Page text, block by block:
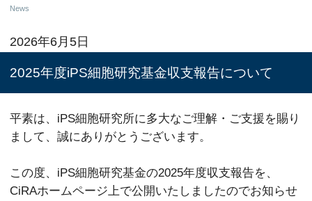
News
2026年6月5日
2025年度iPS細胞研究基金収支報告について
平素は、iPS細胞研究所に多大なご理解・ご支援を賜り
まして、誠にありがとうございます。
この度、iPS細胞研究基金の2025年度収支報告を、
CiRAホームページ上で公開いたしましたのでお知らせ